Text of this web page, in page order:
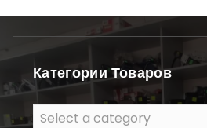
Категории Товаров
Select a category